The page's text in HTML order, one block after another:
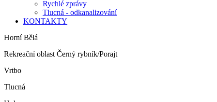
Rychlé zprávy
Tlucná - odkanalizování
KONTAKTY
Horní Bělá
Rekreační oblast Černý rybník/Porajt
Vrtbo
Tlucná